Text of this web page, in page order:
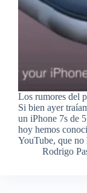
Los rumores del
Si bien ayer
un iPhone 7s de
hoy hemos
YouTube, que
Rodrigo